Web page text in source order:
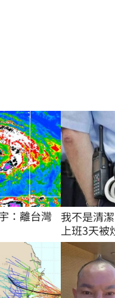
：離台灣
我不是清
上班3天